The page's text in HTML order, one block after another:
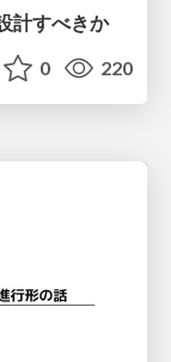
計すべきか
0 220